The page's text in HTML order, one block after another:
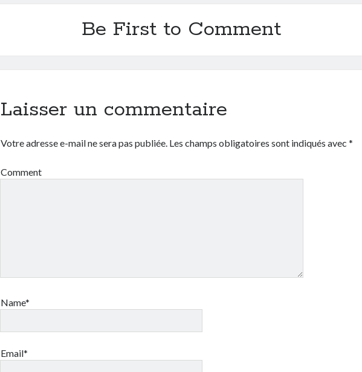
Be First to Comment
Laisser un commentaire
Votre adresse e-mail ne sera pas publiée. Les champs obligatoires sont indiqués avec*
Comment
Name*
Email*